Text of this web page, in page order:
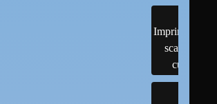
Imprimantes,
scanner,
cups